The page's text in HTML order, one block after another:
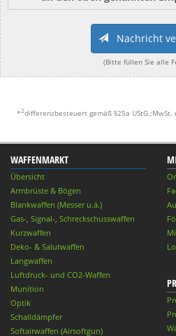
Nachricht
(Bitte füllen Sie alle
*2differenzbesteuert gemäß §25a
WAFFENMARKT
Übersicht
Armbrüste & Bögen
Blankwaffen (Messer u.ä.)
Gas-, Signal-, Schreckschusswaffen
Kurzwaffen
Deko- & Salutwaffen
Langwaffen
Luftdruck- und CO2-Waffen
Munition
Optik
Schalldämpfer
Softairwaffen (Airsoftgun)